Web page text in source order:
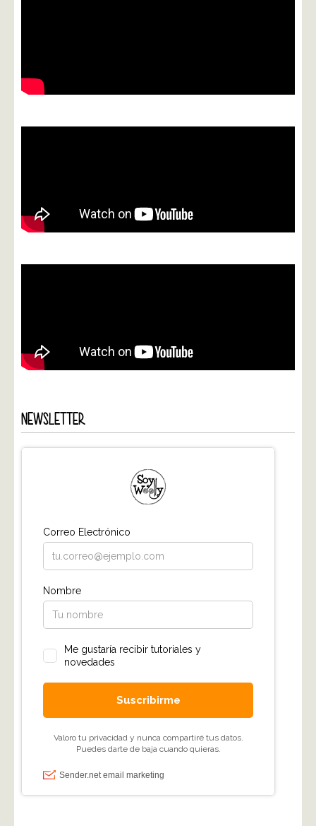
NEWSLETTER